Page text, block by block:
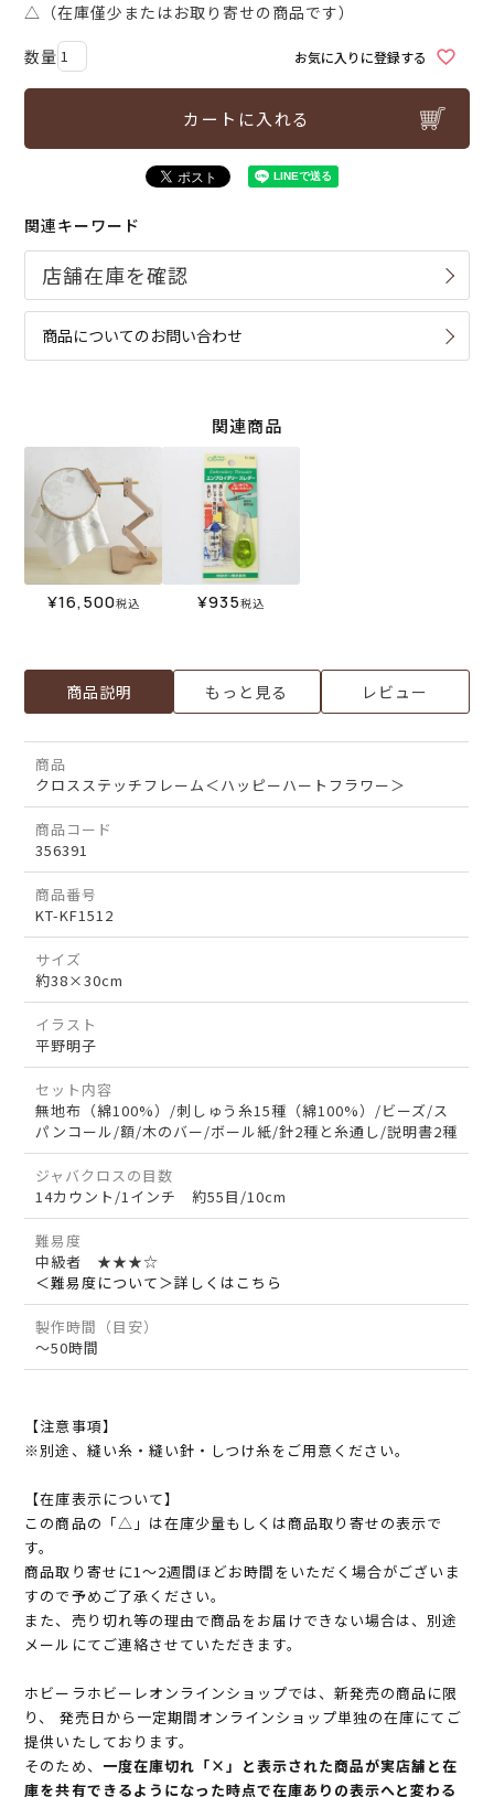
△（在庫僅少またはお取り寄せの商品です）
お気に入りに登録する
カートに入れる
関連キーワード
商品についてのお問い合わせ
関連商品
¥16,500税込 ¥935税込
商品説明 もっと見る レビュー
商品
クロスステッチフレーム＜ハッピーハートフラワー＞
商品コード
356391
商品番号
KT-KF1512
サイズ
約38×30cm
イラスト
平野明子
セット内容
無地布（綿100%）/刺しゅう糸15種（綿100%）/ビーズ/ス
パンコール/額/木のバー/ボール紙/針2種と糸通し/説明書2種
ジャバクロスの目数
14カウント/1インチ 約55目/10cm
難易度
中級者 ★★★☆
＜難易度について＞詳しくはこちら
製作時間（目安）
～50時間
【注意事項】
※別途、縫い糸・縫い針・しつけ糸をご用意ください。
【在庫表示について】
この商品の「△」は在庫少量もしくは商品取り寄せの表示で
す。
商品取り寄せに1～2週間ほどお時間をいただく場合がございま
すので予めご了承ください。
また、売り切れ等の理由で商品をお届けできない場合は、別途
メールにてご連絡させていただきます。
ホビーラホビーレオンラインショップでは、新発売の商品に限
り、 発売日から一定期間オンラインショップ単独の在庫にてご
提供いたしております。
そのため、 一度在庫切れ「×」と表示された商品が実店舗と在
庫を共有できるようになった時点で在庫ありの表示へと変わる